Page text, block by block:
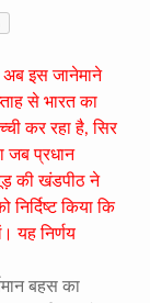
अब इस जानेमाने
से भारत का
कर रहा है, सिर
जब प्रधान
की खंडपीठ ने
निर्दिष्ट किया कि
यह निर्णय
बहस का